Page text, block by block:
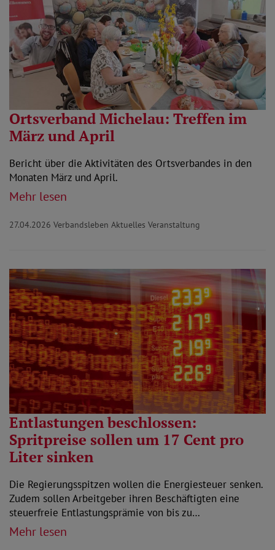
Ortsverband Michelau: Treffen im
März und April
Bericht über die Aktivitäten des Ortsverbandes in den
Monaten März und April.
Mehr lesen
27.04.2026 Verbandsleben Aktuelles Veranstaltung
Entlastungen beschlossen:
Spritpreise sollen um 17 Cent pro
Liter sinken
Die Regierungsspitzen wollen die Energiesteuer senken.
Zudem sollen Arbeitgeber ihren Beschäftigten eine
steuerfreie Entlastungsprämie von bis zu…
Mehr lesen